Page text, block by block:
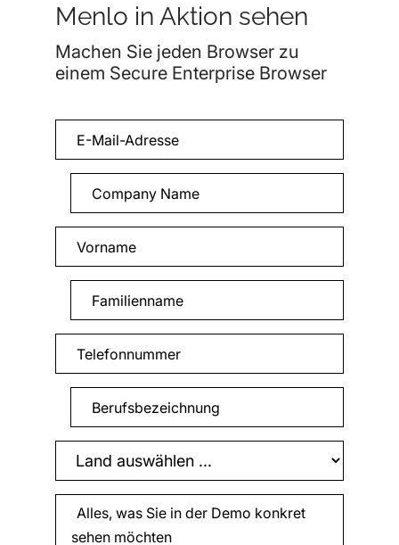
Menlo in Aktion sehen
Machen Sie jeden Browser zu
einem Secure Enterprise Browser